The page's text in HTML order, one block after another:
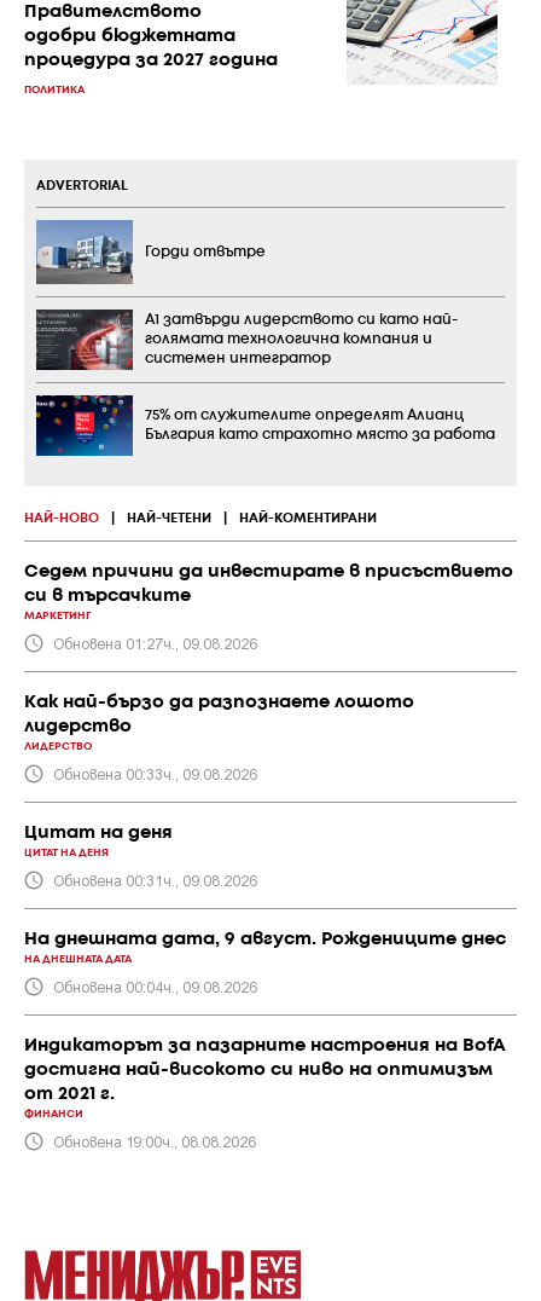
Правителството
одобри бюджетната
процедура за 2027 година
ПОЛИТИКА
НАЙ-НОВО НАЙ-ЧЕТЕНИ НАЙ-КОМЕНТИРАНИ
Седем причини да инвестирате в присъствието
си в търсачките
МАРКЕТИНГ
Обновена 01:27ч., 09.08.2026
Как най-бързо да разпознаете лошото
лидерство
ЛИДЕРСТВО
Обновена 00:33ч., 09.08.2026
Цитат на деня
ЦИТАТ НА ДЕНЯ
Обновена 00:31ч., 09.08.2026
На днешната дата, 9 август. Рождениците днес
НА ДНЕШНАТА ДАТА
Обновена 00:04ч., 09.08.2026
Индикаторът за пазарните настроения на BofA
достигна най-високото си ниво на оптимизъм
от 2021 г.
ФИНАНСИ
Обновена 19:00ч., 08.08.2026
ADVERTORIAL
Горди отвътре
А1 затвърди лидерството си като най-
голямата технологична компания и
системен интегратор
75% от служителите определят Алианц
България като страхотно място за работа